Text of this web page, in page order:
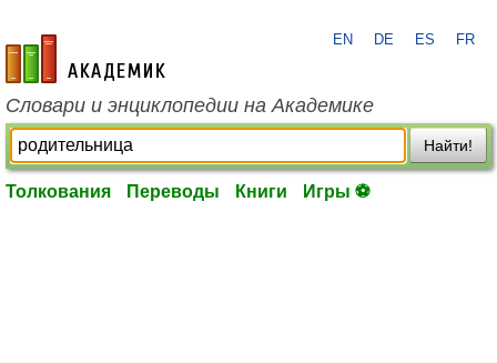
academic.ru
EN DE ES FR
Словари и энциклопедии на Академике
Найти!
Толкования Переводы Книги Игры ⚽